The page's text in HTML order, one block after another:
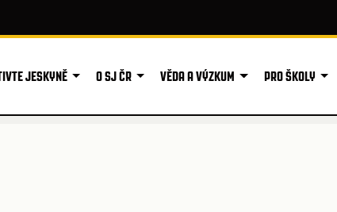
JESKYNĚ O SJ ČR VĚDA A VÝZKUM PRO ŠKOLY